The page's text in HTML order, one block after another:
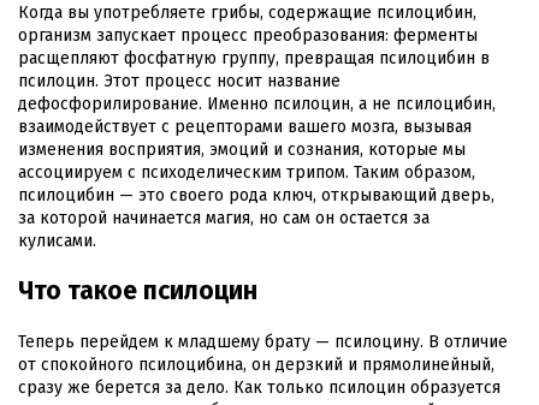
Когда вы употребляете грибы, содержащие псилоцибин,
организм запускает процесс преобразования: ферменты
расщепляют фосфатную группу, превращая псилоцибин в
псилоцин. Этот процесс носит название
дефосфорилирование. Именно псилоцин, а не псилоцибин,
взаимодействует с рецепторами вашего мозга, вызывая
изменения восприятия, эмоций и сознания, которые мы
ассоциируем с психоделическим трипом. Таким образом,
псилоцибин — это своего рода ключ, открывающий дверь,
за которой начинается магия, но сам он остается за
кулисами.
Что такое псилоцин
Теперь перейдем к младшему брату — псилоцину. В отличие
от спокойного псилоцибина, он дерзкий и прямолинейный,
сразу же берется за дело. Как только псилоцин образуется